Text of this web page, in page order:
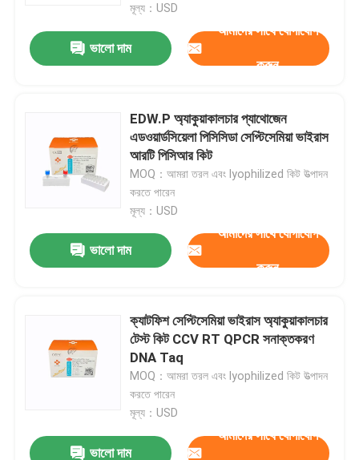
খবর
Blog
RT qPCR মেশিন
পোর্টেবল qPCR মেশিন
STD STI টেস্ট কিট
হারপিস সিমপ্লেক্স ভাইরাস পিসিআর
শ্বাসযন্ত্রের পিসিআর পরীক্ষা
মূল্য：USD
ভালো দাম
আমাদের সাথে যোগাযোগ
করুন
EDW.P অ্যাকুয়াকালচার প্যাথোজেন
এডওয়ার্ডসিয়েলা পিসিসিডা সেপ্টিসেমিয়া ভাইরাস
আরটি পিসিআর কিট
MOQ：আমরা তরল এবং lyophilized কিট উত্পাদন
করতে পারেন
মূল্য：USD
ভালো দাম
আমাদের সাথে যোগাযোগ
করুন
ক্যাটফিশ সেপ্টিসেমিয়া ভাইরাস অ্যাকুয়াকালচার
টেস্ট কিট CCV RT QPCR সনাক্তকরণ
DNA Taq
MOQ：আমরা তরল এবং lyophilized কিট উত্পাদন
করতে পারেন
মূল্য：USD
ভালো দাম
আমাদের সাথে যোগাযোগ